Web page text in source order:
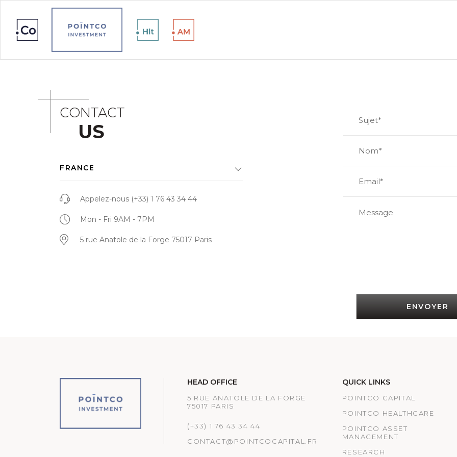
CONTACT
US
FRANCE
Appelez-nous (+33) 1 76 43 34 44
Mon - Fri 9AM - 7PM
5 rue Anatole de la Forge 75017 Paris
ENVOYER
HEAD OFFICE
5 RUE ANATOLE DE LA FORGE
75017 PARIS
(+33) 1 76 43 34 44
CONTACT@POINTCOCAPITAL.FR
QUICK LINKS
POINTCO CAPITAL
POINTCO HEALTHCARE
POINTCO ASSET
MANAGEMENT
RESEARCH